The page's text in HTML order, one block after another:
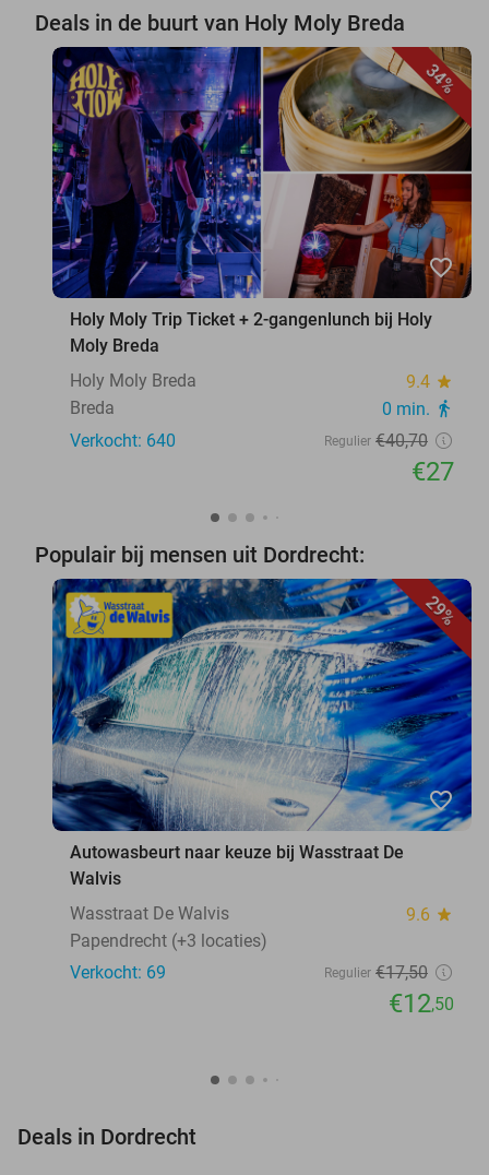
Deals in de buurt van Holy Moly Breda
34%
favorite_border
Holy Moly Trip Ticket + 2-gangenlunch bij Holy
Moly Breda
Holy Moly Breda
9.4 star
Breda 0 min. directions_walk
Verkocht: 640 Regulier €40,70
€27
Populair bij mensen uit Dordrecht:
29%
favorite_border
Autowasbeurt naar keuze bij Wasstraat De
Walvis
Wasstraat De Walvis
9.6 star
Papendrecht (+3 locaties)
Verkocht: 69
Regulier €17,50
€12,50
Deals in Dordrecht